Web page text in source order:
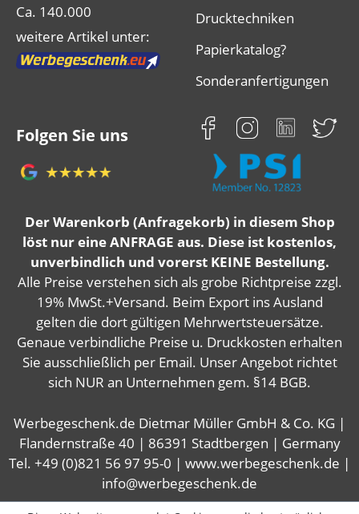
Ca. 140.000
weitere Artikel unter:
Drucktechniken
Papierkatalog?
Sonderanfertigungen
Folgen Sie uns
Der Warenkorb (Anfragekorb) in diesem Shop
löst nur eine ANFRAGE aus. Diese ist kostenlos,
unverbindlich und vorerst KEINE Bestellung.
Alle Preise verstehen sich als grobe Richtpreise zzgl.
19% MwSt.+Versand. Beim Export ins Ausland
gelten die dort gültigen Mehrwertsteuersätze.
Genaue verbindliche Preise u. Druckkosten erhalten
Sie ausschließlich per Email. Unser Angebot richtet
sich NUR an Unternehmen gem. §14 BGB.
Werbegeschenk.de Dietmar Müller GmbH & Co. KG |
Flandernstraße 40 | 86391 Stadtbergen | Germany
Tel. +49 (0)821 56 97 95-0 | www.werbegeschenk.de |
info@werbegeschenk.de